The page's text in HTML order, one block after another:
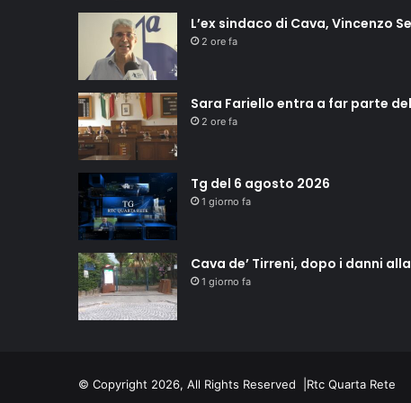
L’ex sindaco di Cava, Vincenzo
2 ore fa
Sara Fariello entra a far parte
2 ore fa
Tg del 6 agosto 2026
1 giorno fa
Cava de’ Tirreni, dopo i danni
1 giorno fa
© Copyright 2026, All Rights Reserved | Rtc Quarta Rete